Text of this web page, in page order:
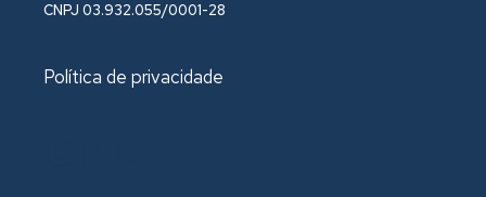
CNPJ 03.932.055/0001-28
Política de privacidade